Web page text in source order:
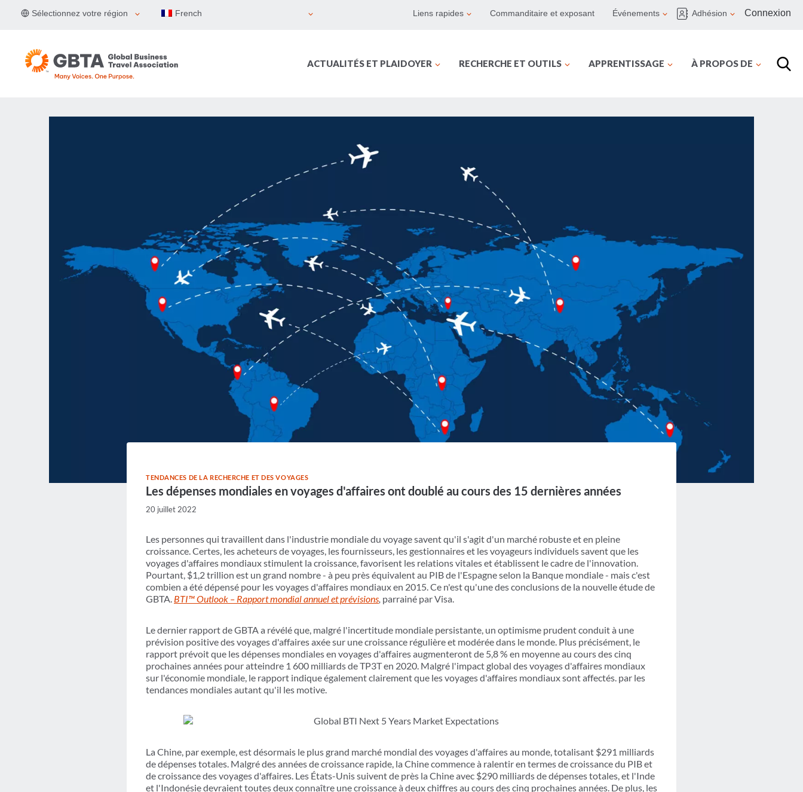
Sélectionnez votre région French Liens rapides Commanditaire et exposant Événements Adhésion Connexion
ACTUALITÉS ET PLAIDOYER RECHERCHE ET OUTILS APPRENTISSAGE À PROPOS DE
TENDANCES DE LA RECHERCHE ET DES VOYAGES
Les dépenses mondiales en voyages d'affaires ont doublé au cours des 15 dernières années
20 juillet 2022
Les personnes qui travaillent dans l'industrie mondiale du voyage savent qu'il s'agit d'un marché robuste et en pleine
croissance. Certes, les acheteurs de voyages, les fournisseurs, les gestionnaires et les voyageurs individuels savent que les
voyages d'affaires mondiaux stimulent la croissance, favorisent les relations vitales et établissent le cadre de l'innovation.
Pourtant, $1,2 trillion est un grand nombre - à peu près équivalent au PIB de l'Espagne selon la Banque mondiale - mais c'est
combien a été dépensé pour les voyages d'affaires mondiaux en 2015. Ce n'est qu'une des conclusions de la nouvelle étude de
GBTA. BTI™ Outlook – Rapport mondial annuel et prévisions, parrainé par Visa.
Le dernier rapport de GBTA a révélé que, malgré l'incertitude mondiale persistante, un optimisme prudent conduit à une
prévision positive des voyages d'affaires axée sur une croissance régulière et modérée dans le monde. Plus précisément, le
rapport prévoit que les dépenses mondiales en voyages d'affaires augmenteront de 5,8 % en moyenne au cours des cinq
prochaines années pour atteindre 1 600 milliards de TP3T en 2020. Malgré l'impact global des voyages d'affaires mondiaux
sur l'économie mondiale, le rapport indique également clairement que les voyages d'affaires mondiaux sont affectés. par les
tendances mondiales autant qu'il les motive.
La Chine, par exemple, est désormais le plus grand marché mondial des voyages d'affaires au monde, totalisant $291 milliards
de dépenses totales. Malgré des années de croissance rapide, la Chine commence à ralentir en termes de croissance du PIB et
de croissance des voyages d'affaires. Les États-Unis suivent de près la Chine avec $290 milliards de dépenses totales, et l'Inde
et l'Indonésie devraient toutes deux connaître une croissance à deux chiffres au cours des cinq prochaines années. De plus, les